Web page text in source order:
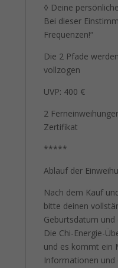
◊ Deine
Bei dieser
Frequenzen!“
Die 2 Pfade
vollzogen
UVP: 400 €
2
Zertifikat
*****
Ablauf der
Nach dem Kauf
bitte deinen
Geburtsdatum und
Die Chi-Energie-
und es kommt ein
Informationen und